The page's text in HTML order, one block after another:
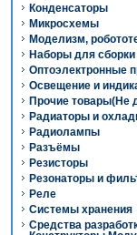
Конденсаторы
Микросхемы
Моделизм,
Наборы для сборки
Оптоэлектронные
Освещение и
Прочие товары(Не
Радиаторы и
Радиолампы
Разъёмы
Резисторы
Резонаторы и
Реле
Системы хранения
Средства